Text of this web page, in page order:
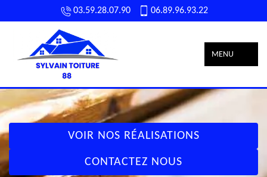
03.59.28.07.90 06.89.96.93.22
MENU
VOIR NOS RÉALISATIONS
CONTACTEZ NOUS